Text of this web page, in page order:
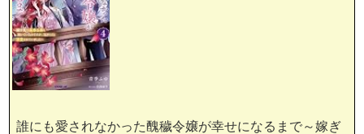
誰にも愛されなかった醜穢令嬢が幸せになるまで～嫁ぎ